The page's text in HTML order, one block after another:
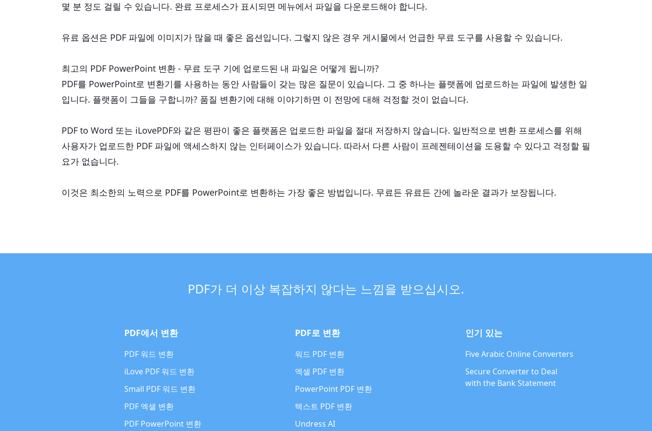
몇 분 정도 걸릴 수 있습니다. 완료 프로세스가 표시되면 메뉴에서 파일을 다운로드해야 합니다.
유료 옵션은 PDF 파일에 이미지가 많을 때 좋은 옵션입니다. 그렇지 않은 경우 게시물에서 언급한 무료 도구를 사용할 수 있습니다.
최고의 PDF PowerPoint 변환 - 무료 도구 기에 업로드된 내 파일은 어떻게 됩니까?
PDF를 PowerPoint로 변환기를 사용하는 동안 사람들이 갖는 많은 질문이 있습니다. 그 중 하나는 플랫폼에 업로드하는 파일에 발생한 일
입니다. 플랫폼이 그들을 구합니까? 품질 변환기에 대해 이야기하면 이 전망에 대해 걱정할 것이 없습니다.
PDF to Word 또는 iLovePDF와 같은 평판이 좋은 플랫폼은 업로드한 파일을 절대 저장하지 않습니다. 일반적으로 변환 프로세스를 위해
사용자가 업로드한 PDF 파일에 액세스하지 않는 인터페이스가 있습니다. 따라서 다른 사람이 프레젠테이션을 도용할 수 있다고 걱정할 필
요가 없습니다.
이것은 최소한의 노력으로 PDF를 PowerPoint로 변환하는 가장 좋은 방법입니다. 무료든 유료든 간에 놀라운 결과가 보장됩니다.
PDF가 더 이상 복잡하지 않다는 느낌을 받으십시오.
PDF에서 변환
PDF 워드 변환
iLove PDF 워드 변환
Small PDF 워드 변환
PDF 엑셀 변환
PDF PowerPoint 변환
PDF로 변환
워드 PDF 변환
엑셀 PDF 변환
PowerPoint PDF 변환
텍스트 PDF 변환
Undress AI
인기 있는
Five Arabic Online Converters
Secure Converter to Deal
with the Bank Statement